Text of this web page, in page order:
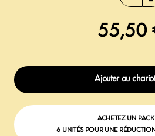
55,50
Ajouter au chariot
ACHETEZ UN
6 UNITÉS POUR UNE